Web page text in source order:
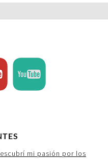
mi pasión por los